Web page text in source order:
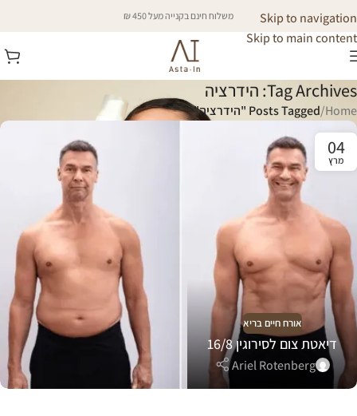
Skip to navigation
Skip to main content
משלוח חינם בקנייה מעל 450 ₪
Tag Archives: הידרציה
Home
/Posts Tagged "הידרציה"
04
מרץ
אורח חיים בריא
דיאטת צום לסירוגין 16/8
Ariel Rotenberg